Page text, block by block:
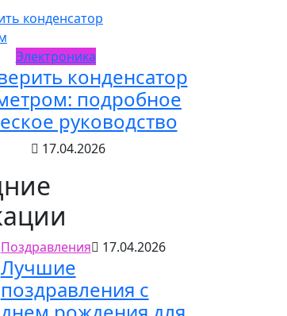
Электроника
конденсатор
подробное
руководство
17.04.2026
Поздравления 17.04.2026
Лучшие
поздравления с